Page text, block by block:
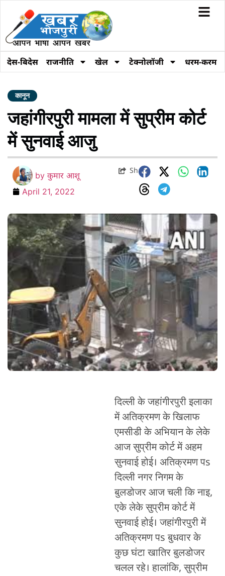
देस-बिदेस राजनीति खेल टेक्नोलॉजी धरम-करम
कानून
जहांगीरपुरी मामला में सुप्रीम कोर्ट
में सुनवाई आजु
by कुमार आशू
April 21, 2022
Share
दिल्ली के जहांगीरपुरी इलाका
में अतिक्रमण के खिलाफ
एमसीडी के अभियान के लेके
आज सुप्रीम कोर्ट में अहम
सुनवाई होई। अतिक्रमण पs
दिल्ली नगर निगम के
बुलडोजर आज चली कि नाइ,
एके लेके सुप्रीम कोर्ट में
सुनवाई होई। जहांगीरपुरी में
अतिक्रमण पs बुधवार के
कुछ घंटा खातिर बुलडोजर
चलल रहे। हालांकि, सुप्रीम